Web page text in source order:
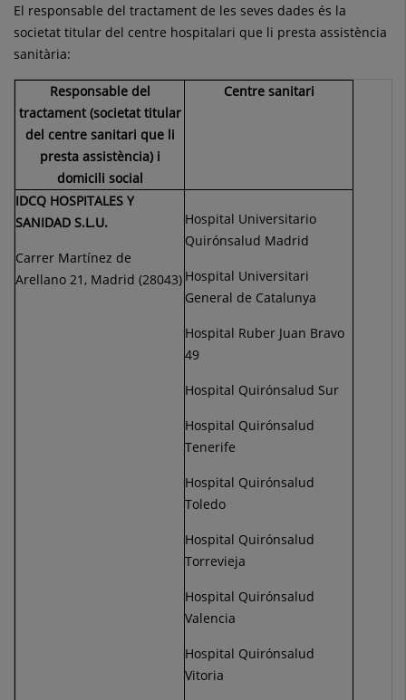
El responsable del tractament de les seves dades és la
societat titular del centre hospitalari que li presta assistència
sanitària:
Responsable del
tractament (societat titular
del centre sanitari que li
presta assistència) i
domicili social
Centre sanitari
IDCQ HOSPITALES Y
SANIDAD S.L.U.
Carrer Martínez de
Arellano 21, Madrid (28043)
Hospital Universitario
Quirónsalud Madrid
Hospital Universitari
General de Catalunya
Hospital Ruber Juan Bravo
49
Hospital Quirónsalud Sur
Hospital Quirónsalud
Tenerife
Hospital Quirónsalud
Toledo
Hospital Quirónsalud
Torrevieja
Hospital Quirónsalud
Valencia
Hospital Quirónsalud
Vitoria